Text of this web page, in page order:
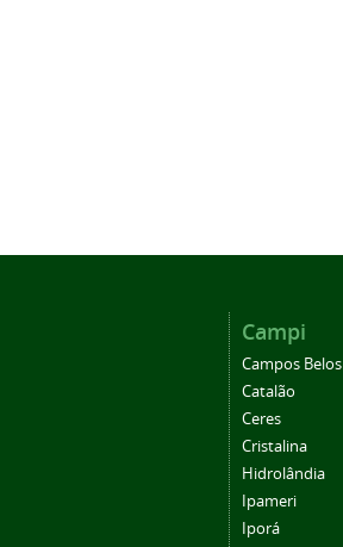
Campi
Campos Belos
Catalão
Ceres
Cristalina
Hidrolândia
Ipameri
Iporá